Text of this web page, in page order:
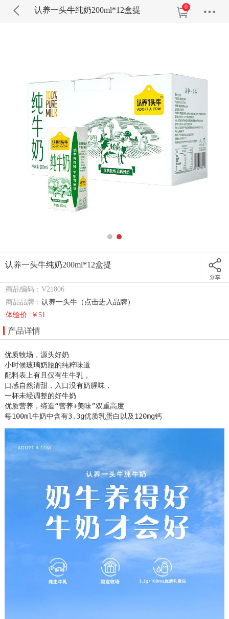
认养一头牛纯奶200ml*12盒提 0
认养一头牛纯奶200ml*12盒提
商品编码：V21806
商品品牌：认养一头牛（点击进入品牌）
体验价 :￥51
产品详情
优质牧场，源头好奶
小时候玻璃奶瓶的纯粹味道
配料表上有且仅有生牛乳，
口感自然清甜，入口没有奶腥味，
一杯未经调整的好牛奶
优质营养，缔造“营养+美味”双重高度
每100ml牛奶中含有3.3g优质乳蛋白以及120mg钙